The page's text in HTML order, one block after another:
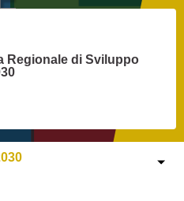
Regionale di Sviluppo